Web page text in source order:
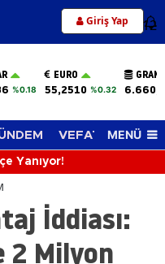
Giriş Yap 12
%0.18
EURO
55,2510 %0.32
VEFAT EDENLER
MENÜ
Yanıyor!
İddiası:
2 Milyon